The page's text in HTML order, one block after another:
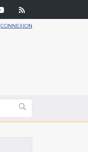
CONNEXION